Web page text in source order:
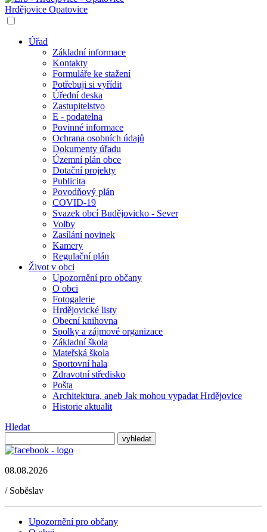
Hrdějovice Opatovice
Úřad
Základní informace
Kontakty
Formuláře ke stažení
Potřebuji si vyřídit
Úřední deska
Zastupitelstvo
E - podatelna
Povinné informace
Ochrana osobních údajů
Dokumenty úřadu
Územní plán obce
Dotační projekty
Publicita
Povodňový plán
COVID-19
Svazek obcí Budějovicko - Sever
Volby
Zasílání novinek
Kamery
Regulační plán
Život v obci
Upozornění pro občany
O obci
Fotogalerie
Hrdějovické listy
Obecní knihovna
Spolky a zájmové organizace
Základní škola
Mateřská škola
Sportovní hala
Zdravotní středisko
Pošta
Architektura, aneb Jak mohou vypadat Hrdějovice
Historie aktualit
Hledat
08.08.2026
/Soběslav
Upozornění pro občany